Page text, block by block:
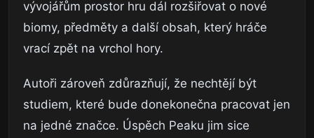
vývojářům prostor hru dál rozšiřovat o nové
biomy, předměty a další obsah, který hráče
vrací zpět na vrchol hory.
Autoři zároveň zdůrazňují, že nechtějí být
studiem, které bude donekonečna pracovat jen
na jedné značce. Úspěch Peaku jim sice